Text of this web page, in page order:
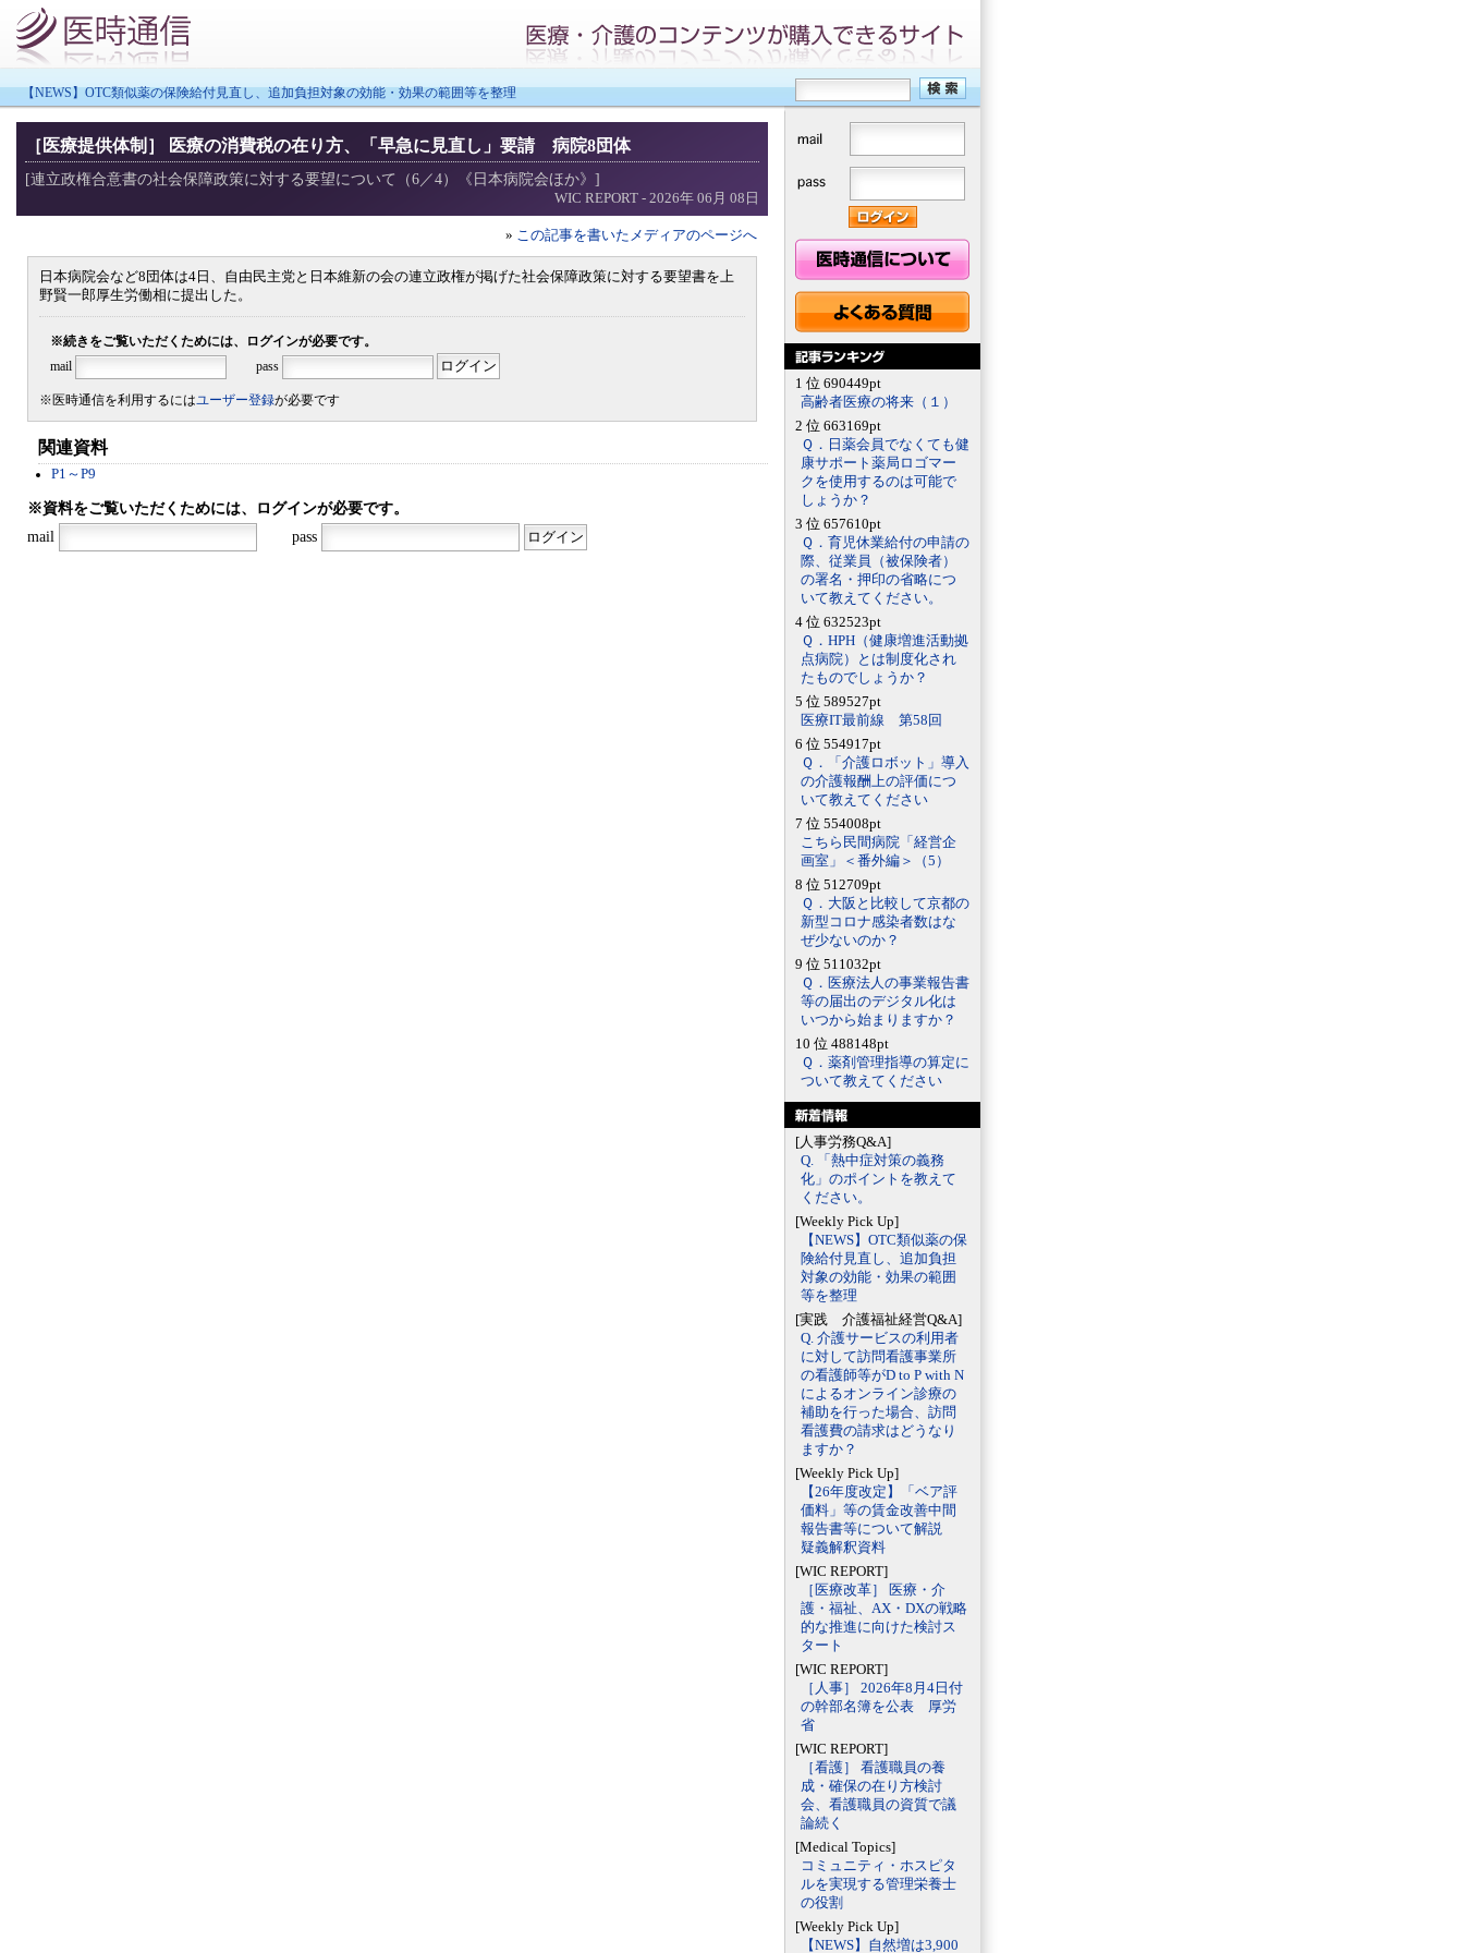
【NEWS】OTC類似薬の保険給付見直し、追加負担対象の効能・効果の範囲等を整理
［医療提供体制］ 医療の消費税の在り方、「早急に見直し」要請 病院8団体
[連立政権合意書の社会保障政策に対する要望について（6／4）《日本病院会ほか》]
WIC REPORT - 2026年 06月 08日
» この記事を書いたメディアのページへ
日本病院会など8団体は4日、自由民主党と日本維新の会の連立政権が掲げた社会保障政策に対する要望書を上
野賢一郎厚生労働相に提出した。
※続きをご覧いただくためには、ログインが必要です。
mail
pass
※医時通信を利用するには ユーザー登録が必要です
関連資料
P1～P9
※資料をご覧いただくためには、ログインが必要です。
mail
pass
1 位 690449pt
高齢者医療の将来（１）
2 位 663169pt
Ｑ．日薬会員でなくても健
康サポート薬局ロゴマー
クを使用するのは可能で
しょうか？
3 位 657610pt
Ｑ．育児休業給付の申請の
際、従業員（被保険者）
の署名・押印の省略につ
いて教えてください。
4 位 632523pt
Ｑ．HPH（健康増進活動拠
点病院）とは制度化され
たものでしょうか？
5 位 589527pt
医療IT最前線 第58回
6 位 554917pt
Ｑ．「介護ロボット」導入
の介護報酬上の評価につ
いて教えてください
7 位 554008pt
こちら民間病院「経営企
画室」＜番外編＞（5）
8 位 512709pt
Ｑ．大阪と比較して京都の
新型コロナ感染者数はな
ぜ少ないのか？
9 位 511032pt
Ｑ．医療法人の事業報告書
等の届出のデジタル化は
いつから始まりますか？
10 位 488148pt
Ｑ．薬剤管理指導の算定に
ついて教えてください
[人事労務Q&A]
Q. 「熱中症対策の義務
化」のポイントを教えて
ください。
[Weekly Pick Up]
【NEWS】OTC類似薬の保
険給付見直し、追加負担
対象の効能・効果の範囲
等を整理
[実践 介護福祉経営Q&A]
Q. 介護サービスの利用者
に対して訪問看護事業所
の看護師等がD to P with N
によるオンライン診療の
補助を行った場合、訪問
看護費の請求はどうなり
ますか？
[Weekly Pick Up]
【26年度改定】「ベア評
価料」等の賃金改善中間
報告書等について解説
疑義解釈資料
[WIC REPORT]
［医療改革］ 医療・介
護・福祉、AX・DXの戦略
的な推進に向けた検討ス
タート
[WIC REPORT]
［人事］ 2026年8月4日付
の幹部名簿を公表 厚労
省
[WIC REPORT]
［看護］ 看護職員の養
成・確保の在り方検討
会、看護職員の資質で議
論続く
[Medical Topics]
コミュニティ・ホスピタ
ルを実現する管理栄養士
の役割
[Weekly Pick Up]
【NEWS】自然増は3,900